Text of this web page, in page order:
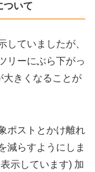
ついて
していましたが、
リーにぶら下がっ
大きくなることが
ポストとかけ離れ
減らすようにしま
示しています) 加